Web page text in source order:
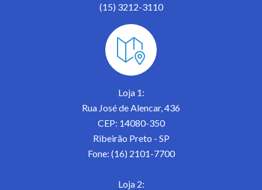
(15) 3212-3110
Loja 1:
Rua José de Alencar, 436
CEP: 14080-350
Ribeirão Preto - SP
Fone: (16) 2101-7700
Loja 2: